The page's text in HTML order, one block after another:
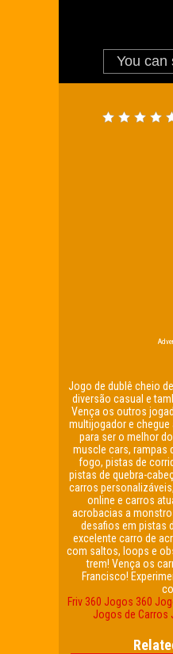
Jogo de dublê cheio
diversão casual e
Vença os outros
multijogador e
para ser o melhor
muscle cars, rampas
fogo, pistas de
pistas de quebra-
carros
online e carros
acrobacias a
desafios em pistas
excelente carro de
com saltos, loops e
trem! Vença os
Francisco!
Friv 360 Jogos 360
Jogos de Carros